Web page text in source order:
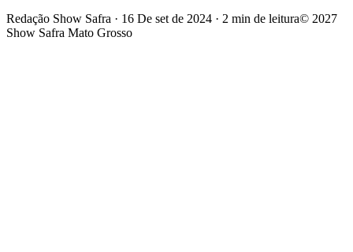
Redação Show Safra · 16 De set de 2024 · 2 min de leitura© 2027
Show Safra Mato Grosso